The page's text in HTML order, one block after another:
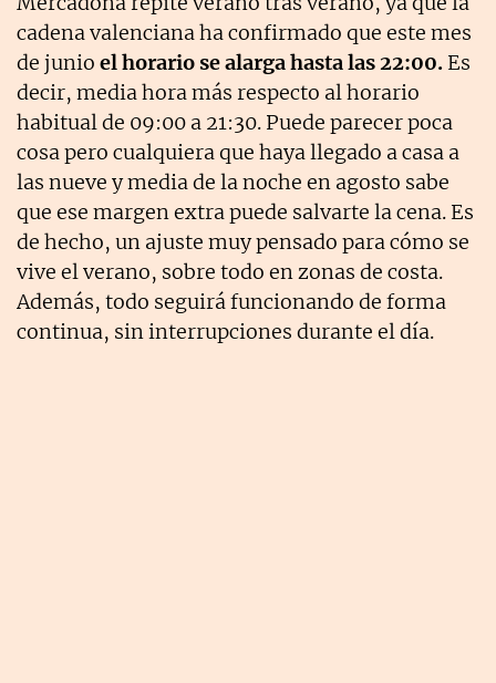
cadena valenciana ha confirmado que este mes
de junio el horario se alarga hasta las 22:00. Es
decir, media hora más respecto al horario
habitual de 09:00 a 21:30. Puede parecer poca
cosa pero cualquiera que haya llegado a casa a
las nueve y media de la noche en agosto sabe
que ese margen extra puede salvarte la cena. Es
de hecho, un ajuste muy pensado para cómo se
vive el verano, sobre todo en zonas de costa.
Además, todo seguirá funcionando de forma
continua, sin interrupciones durante el día.